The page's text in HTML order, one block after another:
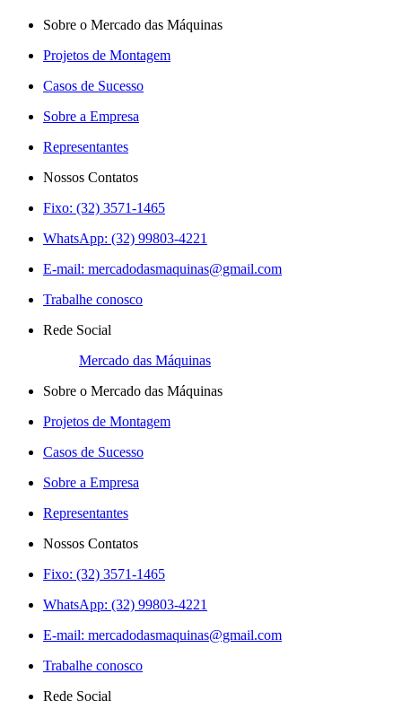
Sobre o Mercado das Máquinas
Projetos de Montagem
Casos de Sucesso
Sobre a Empresa
Representantes
Nossos Contatos
Fixo: (32) 3571-1465
WhatsApp: (32) 99803-4221
E-mail: mercadodasmaquinas@gmail.com
Trabalhe conosco
Rede Social
Mercado das Máquinas
Sobre o Mercado das Máquinas
Projetos de Montagem
Casos de Sucesso
Sobre a Empresa
Representantes
Nossos Contatos
Fixo: (32) 3571-1465
WhatsApp: (32) 99803-4221
E-mail: mercadodasmaquinas@gmail.com
Trabalhe conosco
Rede Social